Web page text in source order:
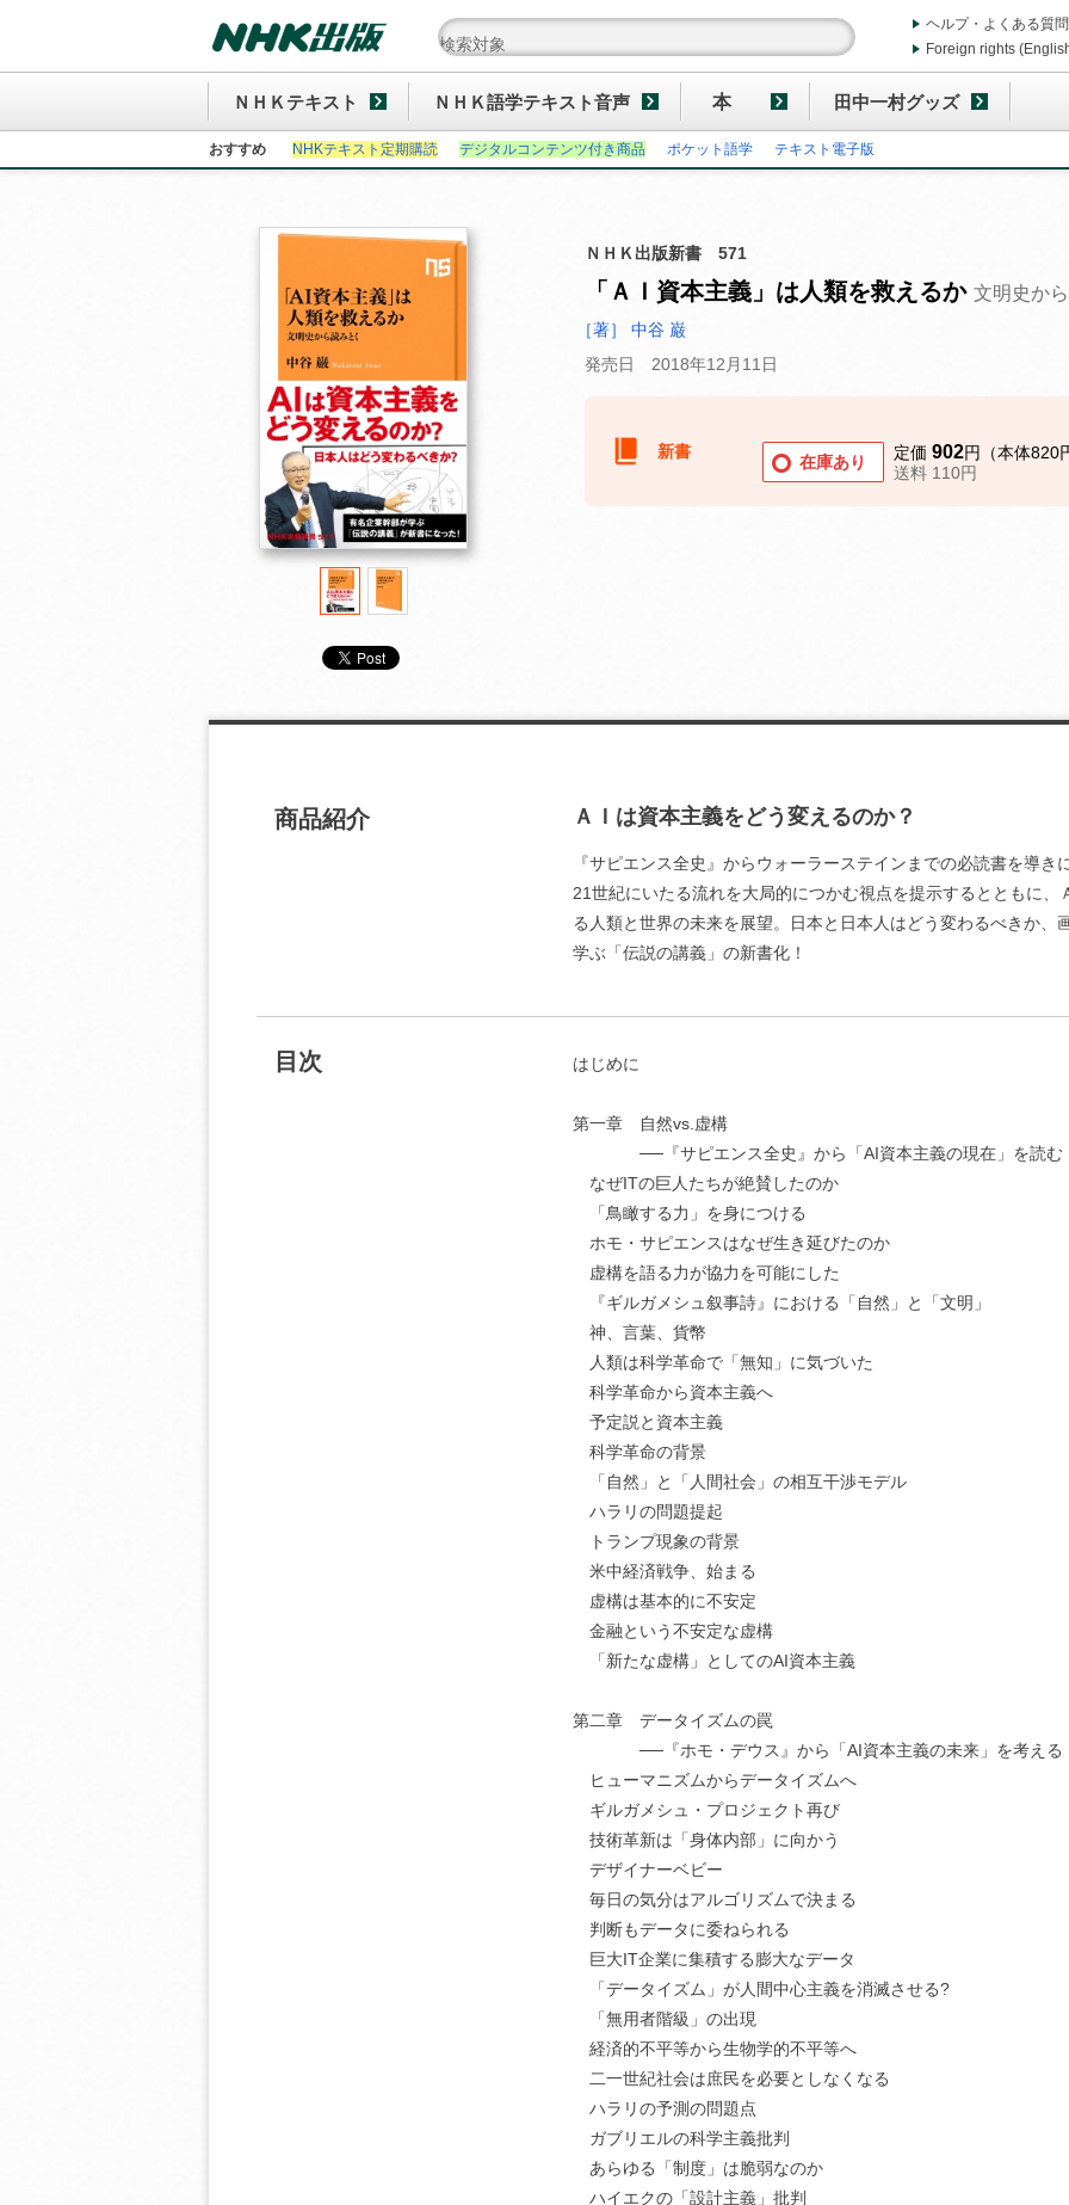
ヘルプ・よくある質問
Foreign rights
ＮＨＫテキスト ＮＨＫ語学テキスト音声 本 田中一村グッズ
おすすめ NHKテキスト定期購読 デジタルコンテンツ付き商品 ポケット語学 テキスト電子版
ＮＨＫ出版新書 571
「ＡＩ資本主義」は人類を救えるか 文明史か
［著］ 中谷 巌
発売日 2018年12月11日
新書
在庫あり 定価 902円（本体820
送料 110円
商品紹介 ＡＩは資本主義をどう変えるのか？
『サピエンス全史』からウォーラーステインまでの必読書を導
21世紀にいたる流れを大局的につかむ視点を提示するとともに
る人類と世界の未来を展望。日本と日本人はどう変わるべきか、
学ぶ「伝説の講義」の新書化！
目次 はじめに
第一章 自然vs.虚構
──『サピエンス全史』から「AI資本主義の現在」を読む
なぜITの巨人たちが絶賛したのか
「鳥瞰する力」を身につける
ホモ・サピエンスはなぜ生き延びたのか
虚構を語る力が協力を可能にした
『ギルガメシュ叙事詩』における「自然」と「文明」
神、言葉、貨幣
人類は科学革命で「無知」に気づいた
科学革命から資本主義へ
予定説と資本主義
科学革命の背景
「自然」と「人間社会」の相互干渉モデル
ハラリの問題提起
トランプ現象の背景
米中経済戦争、始まる
虚構は基本的に不安定
金融という不安定な虚構
「新たな虚構」としてのAI資本主義
第二章 データイズムの罠
──『ホモ・デウス』から「AI資本主義の未来」を考える
ヒューマニズムからデータイズムへ
ギルガメシュ・プロジェクト再び
技術革新は「身体内部」に向かう
デザイナーベビー
毎日の気分はアルゴリズムで決まる
判断もデータに委ねられる
巨大IT企業に集積する膨大なデータ
「データイズム」が人間中心主義を消滅させる?
「無用者階級」の出現
経済的不平等から生物学的不平等へ
二一世紀社会は庶民を必要としなくなる
ハラリの予測の問題点
ガブリエルの科学主義批判
あらゆる「制度」は脆弱なのか
ハイエクの「設計主義」批判